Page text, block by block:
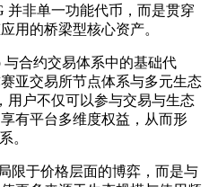
并非单一功能代币，而是贯穿
用的桥梁型核心资产。
与合约交易体系中的基础代
亚交易所节点体系与多元生态
用户不仅可以参与交易与生态
有平台多维度权益，从而形
。
限于价格层面的博弈，而是与